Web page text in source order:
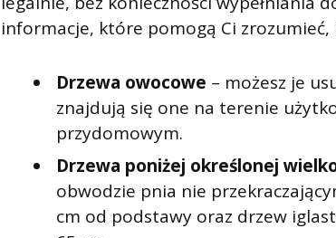
informacje, które pomogą Ci
Drzewa owocowe – możesz je
znajdują się one na terenie
przydomowym.
Drzewa poniżej określonej
obwodzie pnia nie
cm od podstawy oraz drzew